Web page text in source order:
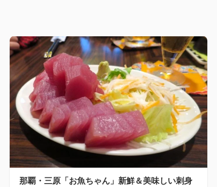
那覇・三原「お魚ちゃん」新鮮＆美味しい刺身